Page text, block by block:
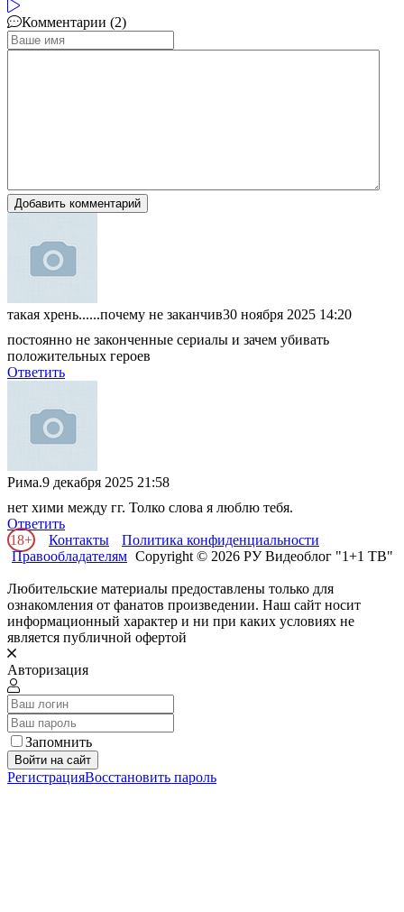
Комментарии (2)
Добавить комментарий
такая хрень......почему не заканчив30 ноября 2025 14:20
постоянно не законченные сериалы и зачем убивать
положительных героев
Ответить
Рима.9 декабря 2025 21:58
нет хими между гг. Толко слова я люблю тебя.
Ответить
18+
Контакты
Политика конфиденциальности
Правообладателям Copyright © 2026 РУ Видеоблог "1+1 ТВ"
Любительские материалы предоставлены только для
ознакомления от фанатов произведении. Наш сайт носит
информационный характер и ни при каких условиях не
является публичной офертой
Авторизация
Запомнить
Войти на сайт
РегистрацияВосстановить пароль